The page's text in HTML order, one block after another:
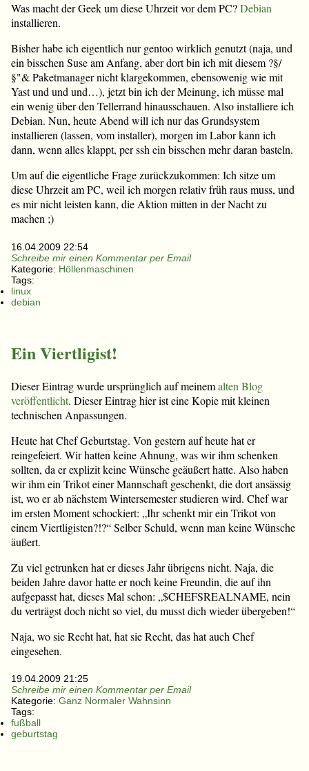
Was macht der Geek um diese Uhrzeit vor dem PC?Debian
installieren.
Bisher habe ich eigentlich nur gentoo wirklich genutzt (naja, und
ein bisschen Suse am Anfang, aber dort bin ich mit diesem ?§/
§"& Paketmanager nicht klargekommen, ebensowenig wie mit
Yast und und und…), jetzt bin ich der Meinung, ich müsse mal
ein wenig über den Tellerrand hinausschauen. Also installiere ich
Debian. Nun, heute Abend will ich nur das Grundsystem
installieren (lassen, vom installer), morgen im Labor kann ich
dann, wenn alles klappt, per ssh ein bisschen mehr daran basteln.
Um auf die eigentliche Frage zurückzukommen: Ich sitze um
diese Uhrzeit am PC, weil ich morgen relativ früh raus muss, und
es mir nicht leisten kann, die Aktion mitten in der Nacht zu
machen ;)
16.04.2009 22:54
Schreibe mir einen Kommentar per Email
Kategorie: Höllenmaschinen
Tags:
linux
debian
Ein Viertligist!
Dieser Eintrag wurde ursprünglich auf meinemalten Blog
veröffentlicht. Dieser Eintrag hier ist eine Kopie mit kleinen
technischen Anpassungen.
Heute hat Chef Geburtstag. Von gestern auf heute hat er
reingefeiert. Wir hatten keine Ahnung, was wir ihm schenken
sollten, da er explizit keine Wünsche geäußert hatte. Also haben
wir ihm ein Trikot einer Mannschaft geschenkt, die dort ansässig
ist, wo er ab nächstem Wintersemester studieren wird. Chef war
im ersten Moment schockiert: „Ihr schenkt mir ein Trikot von
einem Viertligisten?!?“ Selber Schuld, wenn man keine Wünsche
äußert.
Zu viel getrunken hat er dieses Jahr übrigens nicht. Naja, die
beiden Jahre davor hatte er noch keine Freundin, die auf ihn
aufgepasst hat, dieses Mal schon: „$CHEFSREALNAME, nein
du verträgst doch nicht so viel, du musst dich wieder übergeben!“
Naja, wo sie Recht hat, hat sie Recht, das hat auch Chef
eingesehen.
19.04.2009 21:25
Schreibe mir einen Kommentar per Email
Kategorie: Ganz Normaler Wahnsinn
Tags:
fußball
geburtstag